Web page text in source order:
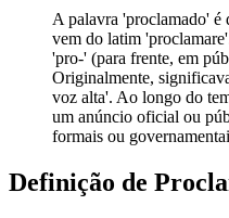
A palavra 'proclamado' é
vem do latim
'pro-' (para frente, em
Originalmente,
voz alta'. Ao longo do
um anúncio oficial ou
formais ou
Definição de